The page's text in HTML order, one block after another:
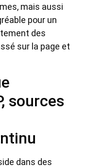
mais aussi
pour un
des
sur la page et
sources
dans des